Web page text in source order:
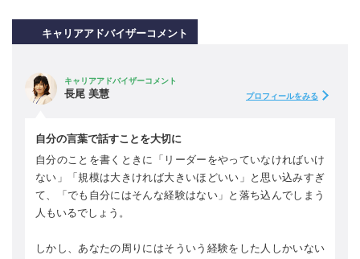
キャリアアドバイザーコメント
キャリアアドバイザーコメント
長尾 美慧 プロフィールをみる
自分の言葉で話すことを大切に
自分のことを書くときに「リーダーをやっていなければいけ
ない」「規模は大きければ大きいほどいい」と思い込みすぎ
て、「でも自分にはそんな経験はない」と落ち込んでしまう
人もいるでしょう。
しかし、あなたの周りにはそういう経験をした人しかいない